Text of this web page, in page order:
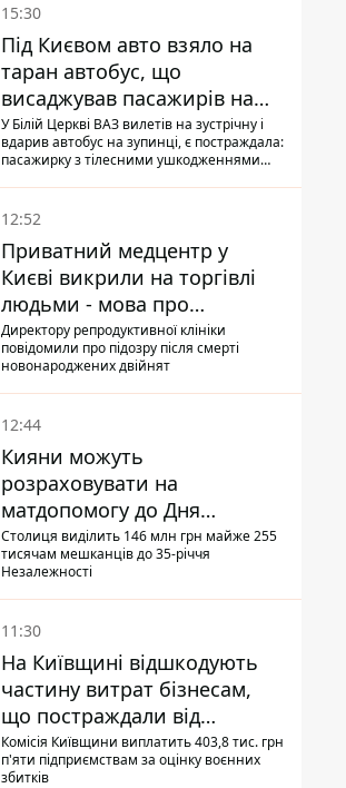
15:30
Під Києвом авто взяло на
таран автобус, що
висаджував пасажирів на
зупинці - пасажирка в
лікарні
У Білій Церкві ВАЗ вилетів на зустрічну і
вдарив автобус на зупинці, є постраждала:
пасажирку з тілесними ушкодженнями
12:52
Приватний медцентр у
Києві викрили на торгівлі
людьми - мова про
сурогатне материнство
Директору репродуктивної клініки
повідомили про підозру після смерті
новонароджених двійнят
12:44
Кияни можуть
розраховувати на
матдопомогу до Дня
незалежності - кому її
дадуть
Столиця виділить 146 млн грн майже 255
тисячам мешканців до 35-річчя
Незалежності
11:30
На Київщині відшкодують
частину витрат бізнесам,
що постраждали від
прильотів ракет
Комісія Київщини виплатить 403,8 тис. грн
п'яти підприємствам за оцінку воєнних
збитків